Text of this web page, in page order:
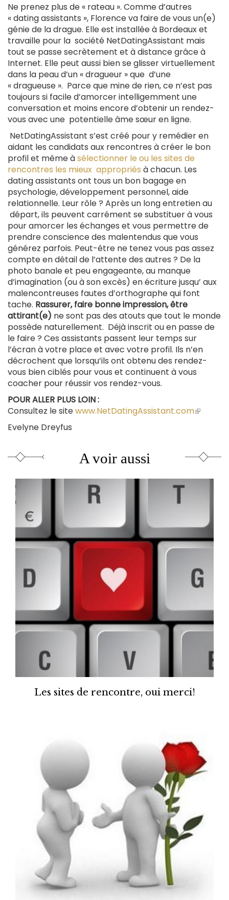
Ne prenez plus de « rateau ». Comme d’autres
« dating assistants », Florence va faire de vous un(e)
génie de la drague. Elle est installée à Bordeaux et
travaille pour la société NetDatingAssistant mais
tout se passe secrètement et à distance grâce à
Internet. Elle peut aussi bien se glisser virtuellement
dans la peau d’un « dragueur » que d’une
« dragueuse ». Parce que mine de rien, ce n’est pas
toujours si facile d’amorcer intelligemment une
conversation et moins encore d’obtenir un rendez-
vous avec une potentielle âme sœur en ligne.
NetDatingAssistant s’est créé pour y remédier en
aidant les candidats aux rencontres à créer le bon
profil et même àsélectionner le ou les sites de
rencontres les mieux appropriés à chacun. Les
dating assistants ont tous un bon bagage en
psychologie, développement personnel, aide
relationnelle. Leur rôle ? Après un long entretien au
départ, ils peuvent carrément se substituer à vous
pour amorcer les échanges et vous permettre de
prendre conscience des malentendus que vous
générez parfois. Peut-être ne tenez vous pas assez
compte en détail de l’attente des autres ? De la
photo banale et peu engageante, au manque
d’imagination (ou à son excès) en écriture jusqu’ aux
malencontreuses fautes d’orthographe qui font
tache. Rassurer, faire bonne impression, être
attirant(e) ne sont pas des atouts que tout le monde
possède naturellement. Déjà inscrit ou en passe de
le faire ? Ces assistants passent leur temps sur
l’écran à votre place et avec votre profil. Ils n’en
décrochent que lorsqu’ils ont obtenu des rendez-
vous bien ciblés pour vous et continuent à vous
coacher pour réussir vos rendez-vous.
POUR ALLER PLUS LOIN :
Consultez le sitewww.NetDatingAssistant.com(le
Evelyne Dreyfus
A voir aussi
Les sites de rencontre, oui merci!